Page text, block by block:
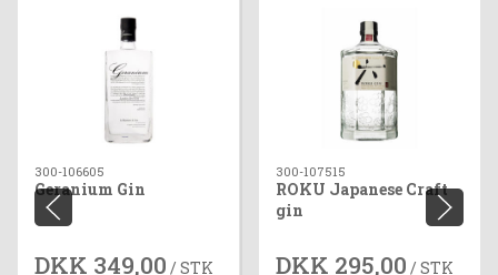
300-106605
Geranium Gin
DKK 349,00 / STK
300-107515
ROKU Japanese Craft
gin
DKK 295,00 / STK